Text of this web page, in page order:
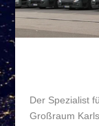
Der Spezialist
Großraum